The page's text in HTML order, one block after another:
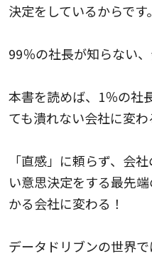
決定をしているからです。
99％の社長が知らない
本書を読めば、1％の社
ても潰れない会社に変わ
「直感」に頼らず、会
い意思決定をする最先
かる会社に変わる！
データドリブンの世界